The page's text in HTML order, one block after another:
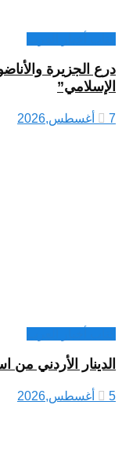
درع الجزيرة
الإسلامي”
7 أغسطس,2026
الدينار الأردني من
5 أغسطس,2026